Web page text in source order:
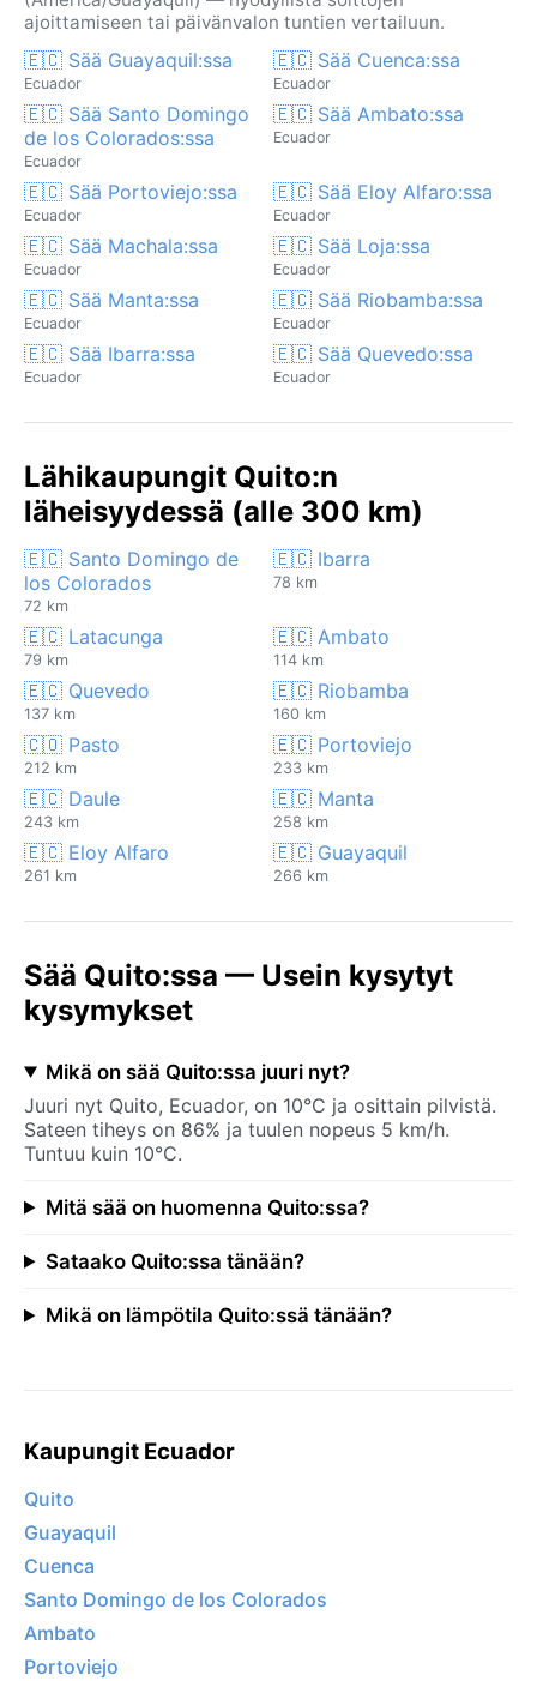
ajoittamiseen tai päivänvalon tuntien vertailuun.
🇪🇨 Sää Guayaquil:ssa
Ecuador
🇪🇨 Sää Cuenca:ssa
Ecuador
🇪🇨 Sää Santo Domingo
de los Colorados:ssa
Ecuador
🇪🇨 Sää Ambato:ssa
Ecuador
🇪🇨 Sää Portoviejo:ssa
Ecuador
🇪🇨 Sää Eloy Alfaro:ssa
Ecuador
🇪🇨 Sää Machala:ssa
Ecuador
🇪🇨 Sää Loja:ssa
Ecuador
🇪🇨 Sää Manta:ssa
Ecuador
🇪🇨 Sää Riobamba:ssa
Ecuador
🇪🇨 Sää Ibarra:ssa
Ecuador
🇪🇨 Sää Quevedo:ssa
Ecuador
Lähikaupungit Quito:n
läheisyydessä (alle 300 km)
🇪🇨 Santo Domingo de
los Colorados
72 km
🇪🇨 Ibarra
78 km
🇪🇨 Latacunga
79 km
🇪🇨 Ambato
114 km
🇪🇨 Quevedo
137 km
🇪🇨 Riobamba
160 km
🇨🇴 Pasto
212 km
🇪🇨 Portoviejo
233 km
🇪🇨 Daule
243 km
🇪🇨 Manta
258 km
🇪🇨 Eloy Alfaro
261 km
🇪🇨 Guayaquil
266 km
Sää Quito:ssa — Usein kysytyt
kysymykset
Mikä on sää Quito:ssa juuri nyt?
Juuri nyt Quito, Ecuador, on 10°C ja osittain pilvistä.
Sateen tiheys on 86% ja tuulen nopeus 5 km/h.
Tuntuu kuin 10°C.
Mitä sää on huomenna Quito:ssa?
Sataako Quito:ssa tänään?
Mikä on lämpötila Quito:ssä tänään?
Kaupungit Ecuador
Quito
Guayaquil
Cuenca
Santo Domingo de los Colorados
Ambato
Portoviejo